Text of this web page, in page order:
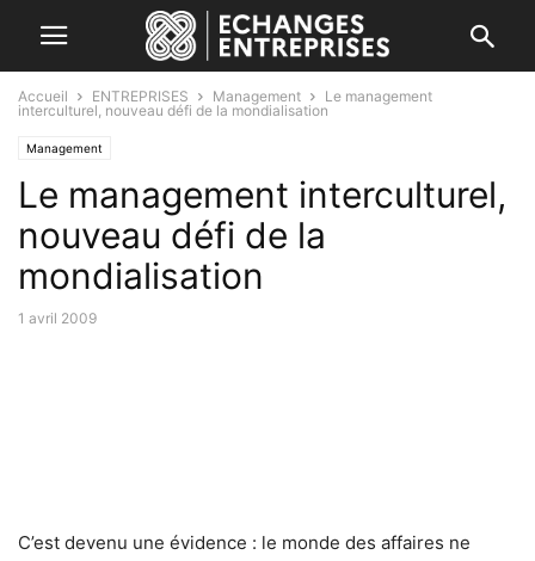
Accueil ENTREPRISES Management
Le management
interculturel, nouveau défi de la mondialisation
Management
Le management interculturel,
nouveau défi de la
mondialisation
1 avril 2009
C’est devenu une évidence : le monde des affaires ne